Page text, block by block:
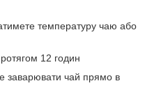
температуру чаю або
12 годин
заварювати чай прямо в